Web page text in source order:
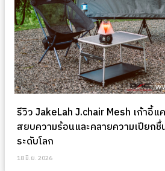
รีวิว JakeLah J.chair Mesh เก้าอี้แ
สยบความร้อนและคลายความเปียก
ระดับโลก
18 มิ.ย. 2026